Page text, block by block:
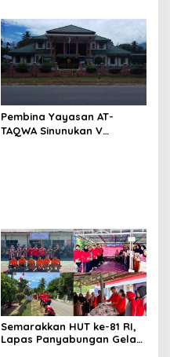
Berbasis Geospasial
Pembina Yayasan AT-
TAQWA Sinunukan V
Semarakkan HUT ke-81 RI,
Lapas Panyabungan Gelar